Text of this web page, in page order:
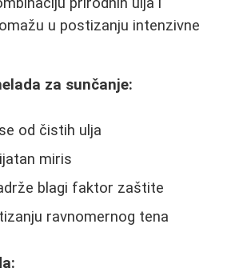
u postizanju intenzivne
za sunčanje:
od čistih ulja
miris
blagi faktor zaštite
ravnomernog tena